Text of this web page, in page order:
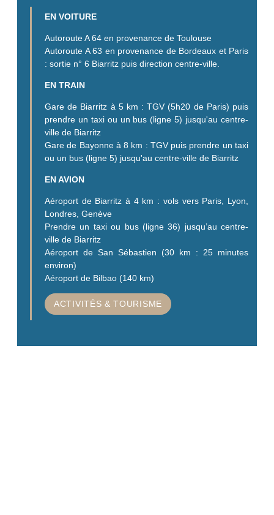
EN VOITURE
Autoroute A 64 en provenance de Toulouse
Autoroute A 63 en provenance de Bordeaux et Paris
: sortie n° 6 Biarritz puis direction centre-ville.
EN TRAIN
Gare de Biarritz à 5 km : TGV (5h20 de Paris) puis
prendre un taxi ou un bus (ligne 5) jusqu'au centre-
ville de Biarritz
Gare de Bayonne à 8 km : TGV puis prendre un taxi
ou un bus (ligne 5) jusqu'au centre-ville de Biarritz
EN AVION
Aéroport de Biarritz à 4 km : vols vers Paris, Lyon,
Londres, Genève
Prendre un taxi ou bus (ligne 36) jusqu’au centre-
ville de Biarritz
Aéroport de San Sébastien (30 km : 25 minutes
environ)
Aéroport de Bilbao (140 km)
ACTIVITÉS & TOURISME